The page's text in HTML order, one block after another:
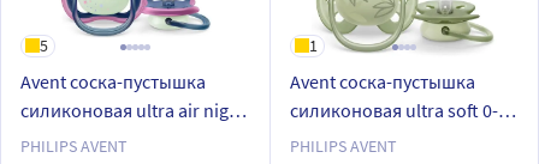
5
Avent соска-пустышка
силиконовая ultra air night
6-18 мес 2 шт. scf376/14
PHILIPS AVENT
1
Avent соска-пустышка
силиконовая ultra soft 0-6
мес 2 шт. scf091/07
PHILIPS AVENT